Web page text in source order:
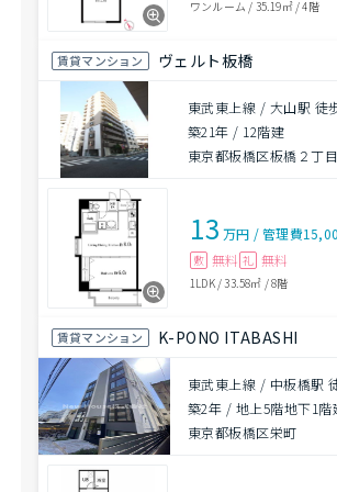
ワンルーム / 35.19㎡/4階
賃貸マンション ヴェルト板橋
東武東上線 / 大山駅 徒
築21年 / 12階建
東京都板橋区板橋２丁目
13 万円 /管理費
敷 無料 礼 無料
1LDK/33.58㎡ /8階
賃貸マンション K-PONO ITABASHI
東武東上線 / 中板橋駅
築2年 / 地上5階地下1階
東京都板橋区栄町